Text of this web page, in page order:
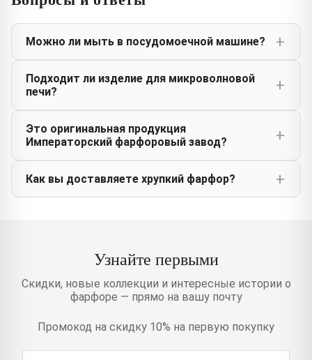
Можно ли мыть в посудомоечной машине?
Подходит ли изделие для микроволновой
печи?
Это оригинальная продукция
Императорский фарфоровый завод?
Как вы доставляете хрупкий фарфор?
Узнайте первыми
Скидки, новые коллекции и интересные истории о
фарфоре — прямо на вашу почту
Промокод на скидку 10% на первую покупку